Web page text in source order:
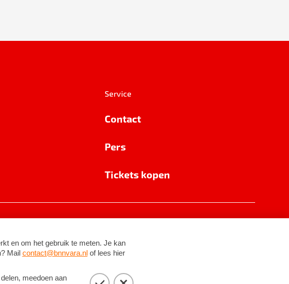
Service
Contact
Pers
Tickets kopen